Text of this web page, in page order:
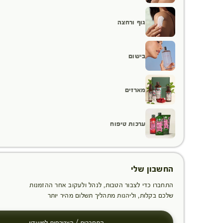
גוף ורחצה
בישום
מארזים
ערכות טיפוח
החשבון שלי
התחברו כדי לצבור הטבות, לנהל ולעקוב אחר ההזמנות
שלכם בקלות, וליהנות מתהליך תשלום מהיר יותר